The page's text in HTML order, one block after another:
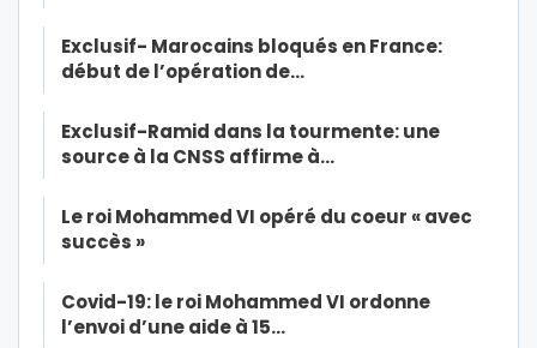
Exclusif- Marocains bloqués en France:
début de l’opération de…
Exclusif-Ramid dans la tourmente: une
source à la CNSS affirme à…
Le roi Mohammed VI opéré du coeur « avec
succès »
Covid-19: le roi Mohammed VI ordonne
l’envoi d’une aide à 15…